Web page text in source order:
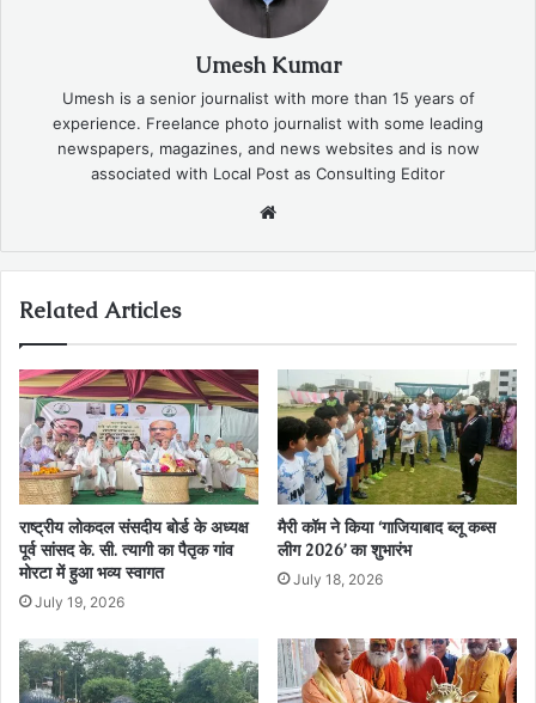
Umesh Kumar
Umesh is a senior journalist with more than 15 years of
experience. Freelance photo journalist with some leading
newspapers, magazines, and news websites and is now
associated with Local Post as Consulting Editor
Related Articles
राष्ट्रीय लोकदल संसदीय बोर्ड के अध्यक्ष
पूर्व सांसद के. सी. त्यागी का पैतृक गांव
मोरटा में हुआ भव्य स्वागत
July 19, 2026
मैरी कॉम ने किया ‘गाजियाबाद ब्लू कब्स
लीग 2026’ का शुभारंभ
July 18, 2026